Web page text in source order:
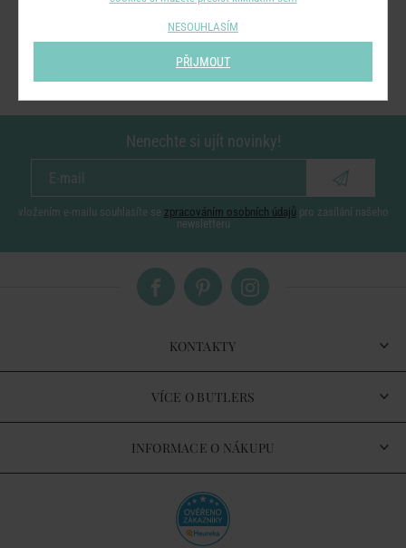
Nenechte si ujít novinky!
vložením e-mailu souhlasíte se zpracováním osobních údajů pro zasílání našeho
newsletteru
KONTAKTY
VÍCE O BUTLERS
INFORMACE O NÁKUPU
NESOUHLASÍM
PŘIJMOUT